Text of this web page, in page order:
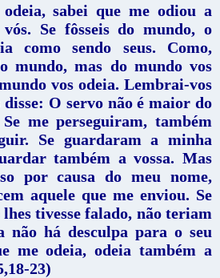
sabei que me odiou a
Se fôsseis do mundo, o
como sendo seus. Como,
mundo, mas do mundo vos
vos odeia. Lembrai-vos
O servo não é maior do
me perseguiram, também
Se guardaram a minha
também a vossa. Mas
por causa do meu nome,
aquele que me enviou. Se
lhes tivesse falado, não teriam
não há desculpa para o seu
me odeia, odeia também a
23)